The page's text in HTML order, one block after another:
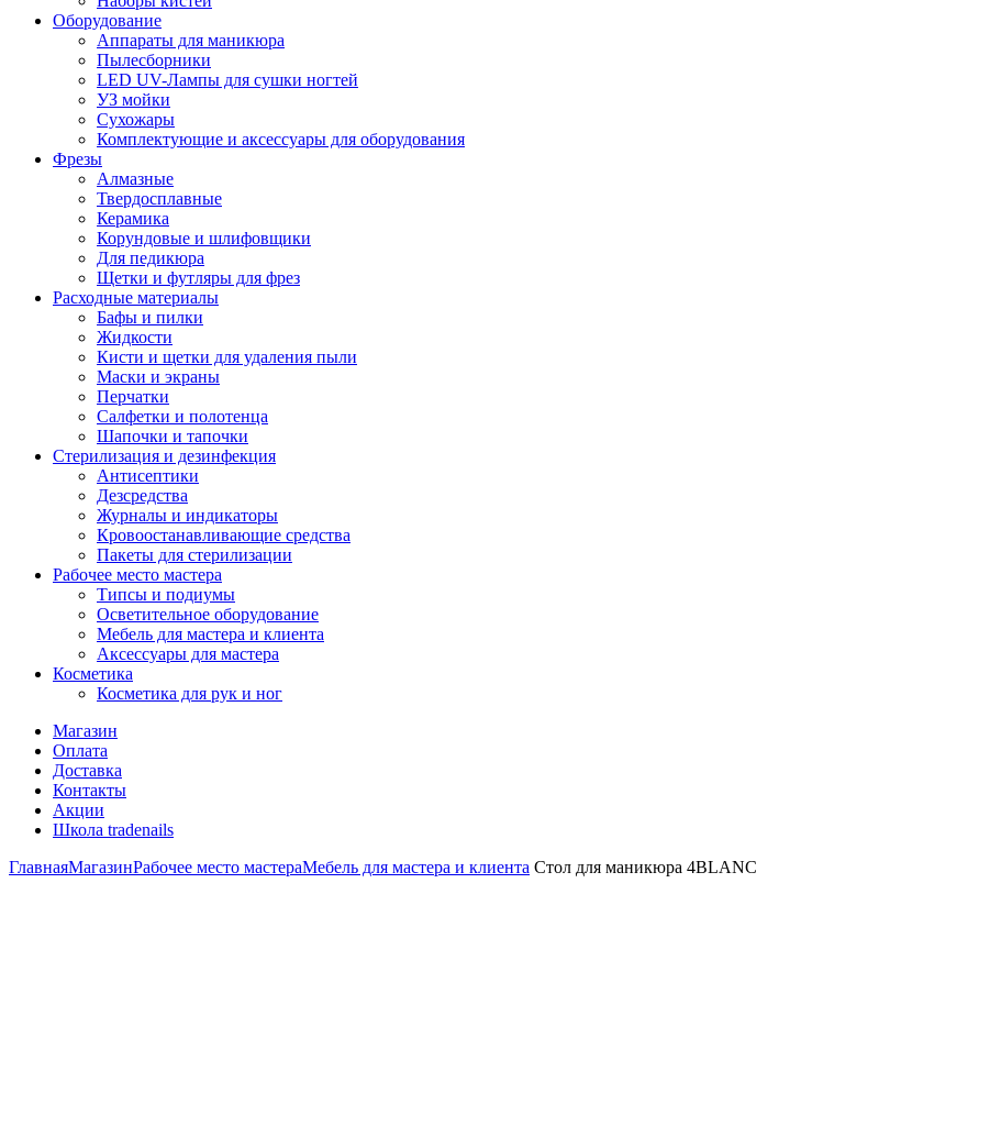
Оборудование
Аппараты для маникюра
Пылесборники
LED UV-Лампы для сушки ногтей
УЗ мойки
Сухожары
Комплектующие и аксессуары для оборудования
Фрезы
Алмазные
Твердосплавные
Керамика
Корундовые и шлифовщики
Для педикюра
Щетки и футляры для фрез
Расходные материалы
Бафы и пилки
Жидкости
Кисти и щетки для удаления пыли
Маски и экраны
Перчатки
Салфетки и полотенца
Шапочки и тапочки
Стерилизация и дезинфекция
Антисептики
Дезсредства
Журналы и индикаторы
Кровоостанавливающие средства
Пакеты для стерилизации
Рабочее место мастера
Типсы и подиумы
Осветительное оборудование
Мебель для мастера и клиента
Аксессуары для мастера
Косметика
Косметика для рук и ног
Магазин
Оплата
Доставка
Контакты
Акции
Школа tradenails
ГлавнаяМагазинРабочее место мастераМебель для мастера и клиента Стол для маникюра 4BLANC